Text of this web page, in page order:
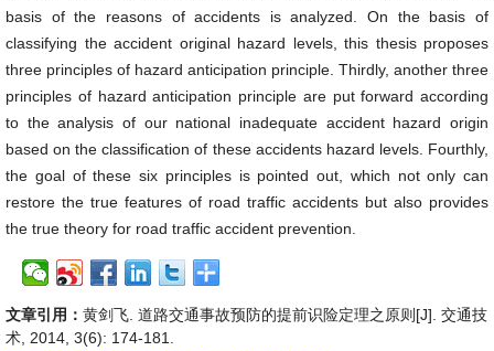
basis of the reasons of accidents is analyzed. On the basis of
classifying the accident original hazard levels, this thesis proposes
three principles of hazard anticipation principle. Thirdly, another three
principles of hazard anticipation principle are put forward according
to the analysis of our national inadequate accident hazard origin
based on the classification of these accidents hazard levels. Fourthly,
the goal of these six principles is pointed out, which not only can
restore the true features of road traffic accidents but also provides
the true theory for road traffic accident prevention.
文章引用： 黄剑飞. 道路交通事故预防的提前识险定理之原则[J]. 交通技
术, 2014, 3(6): 174-181.